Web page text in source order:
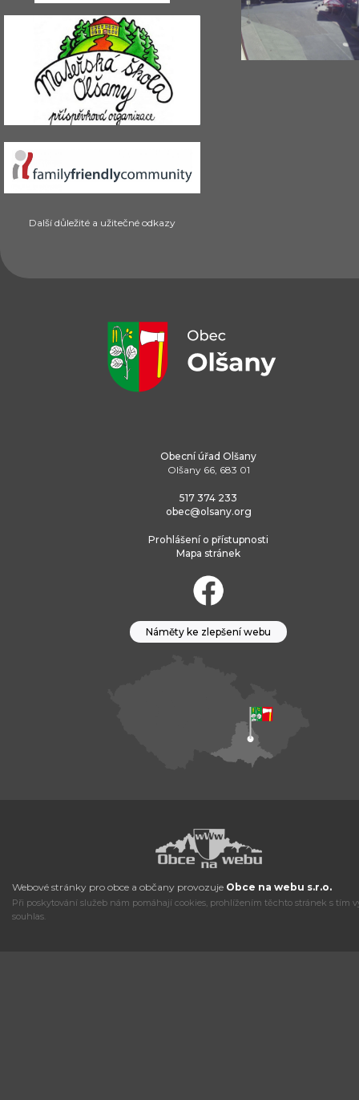
Další důležité a užitečné odkazy
Obecní úřad Olšany
Olšany 66, 683 01
517 374 233
obec@olsany.org
Prohlášení o přístupnosti
Mapa stránek
Náměty ke zlepšení webu
Webové stránky pro obce a občany provozuje Obce na webu s.r.o.
Při poskytování služeb nám pomáhají cookies, prohlížením těchto stránek s tím
souhlas.